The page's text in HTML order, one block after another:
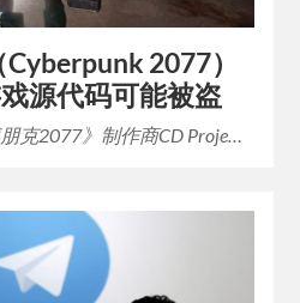
2077）
源代码可能被盗
克2077》制作商CD Proje…